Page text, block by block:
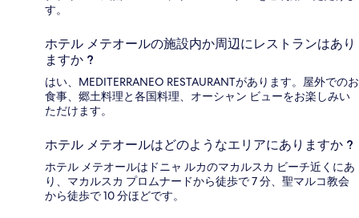
す。
ホテル メテオールの施設内か周辺にレストランはあり
ますか ?
はい、MEDITERRANEO RESTAURANTがあります。屋外でのお
食事、郷土料理と各国料理、オーシャン ビューをお楽しみい
ただけます。
ホテル メテオールはどのようなエリアにありますか ?
ホテル メテオールはドニャ ルカのマカルスカ ビーチ近くにあ
り、マカルスカ プロムナードから徒歩で 7 分、聖マルコ教会
から徒歩で 10 分ほどです。